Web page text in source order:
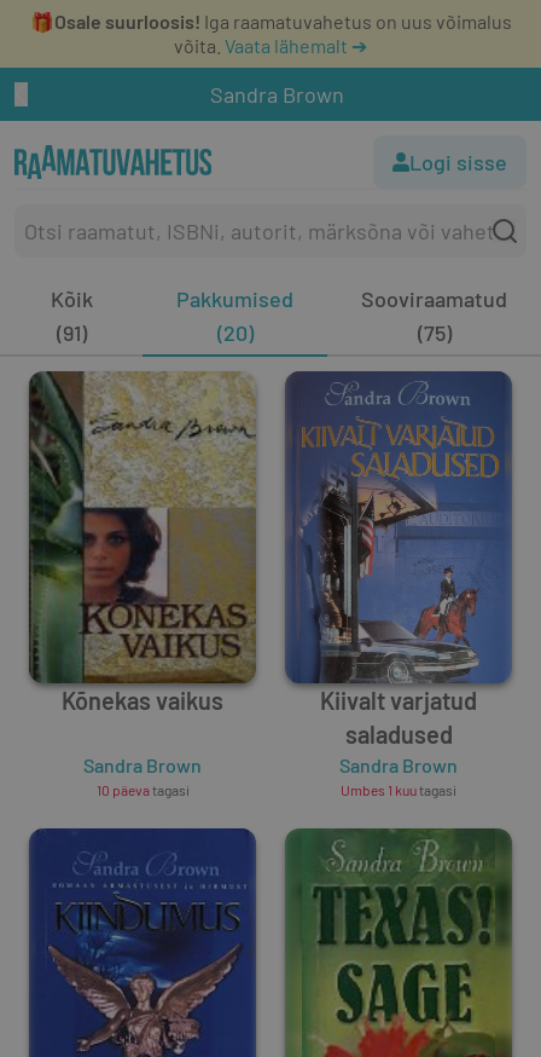
🎁Osale suurloosis! Iga raamatuvahetus on uus võimalus
võita. Vaata lähemalt ➔
Sandra Brown
Logi sisse
Kõik
(91)
Pakkumised
(20)
Sooviraamatud
(75)
Kõnekas vaikus
Sandra Brown
10 päevatagasi
Kiivalt varjatud
saladused
Sandra Brown
Umbes 1 kuutagasi